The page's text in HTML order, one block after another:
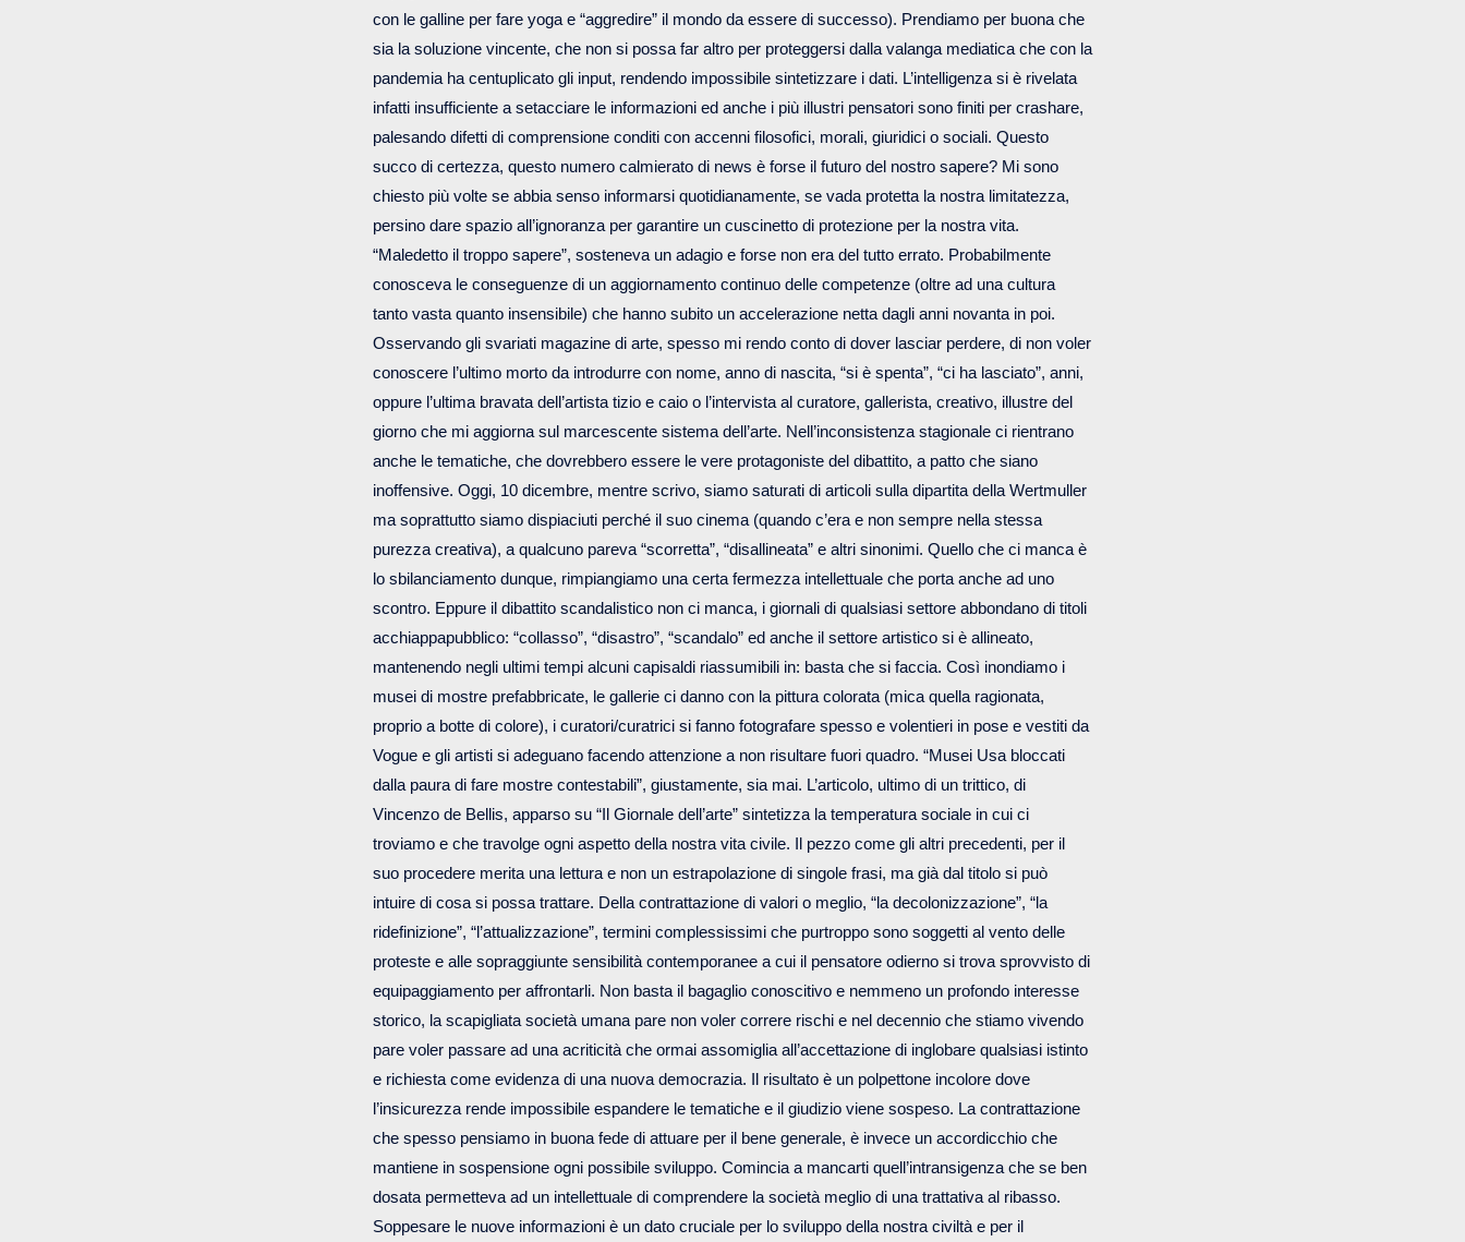
con le galline per fare yoga e “aggredire” il mondo da essere di successo). Prendiamo per buona che
sia la soluzione vincente, che non si possa far altro per proteggersi dalla valanga mediatica che con la
pandemia ha centuplicato gli input, rendendo impossibile sintetizzare i dati. L’intelligenza si è rivelata
infatti insufficiente a setacciare le informazioni ed anche i più illustri pensatori sono finiti per crashare,
palesando difetti di comprensione conditi con accenni filosofici, morali, giuridici o sociali. Questo
succo di certezza, questo numero calmierato di news è forse il futuro del nostro sapere? Mi sono
chiesto più volte se abbia senso informarsi quotidianamente, se vada protetta la nostra limitatezza,
persino dare spazio all’ignoranza per garantire un cuscinetto di protezione per la nostra vita.
“Maledetto il troppo sapere”, sosteneva un adagio e forse non era del tutto errato. Probabilmente
conosceva le conseguenze di un aggiornamento continuo delle competenze (oltre ad una cultura
tanto vasta quanto insensibile) che hanno subito un accelerazione netta dagli anni novanta in poi.
Osservando gli svariati magazine di arte, spesso mi rendo conto di dover lasciar perdere, di non voler
conoscere l’ultimo morto da introdurre con nome, anno di nascita, “si è spenta”, “ci ha lasciato”, anni,
oppure l’ultima bravata dell’artista tizio e caio o l’intervista al curatore, gallerista, creativo, illustre del
giorno che mi aggiorna sul marcescente sistema dell’arte. Nell’inconsistenza stagionale ci rientrano
anche le tematiche, che dovrebbero essere le vere protagoniste del dibattito, a patto che siano
inoffensive. Oggi, 10 dicembre, mentre scrivo, siamo saturati di articoli sulla dipartita della Wertmuller
ma soprattutto siamo dispiaciuti perché il suo cinema (quando c’era e non sempre nella stessa
purezza creativa), a qualcuno pareva “scorretta”, “disallineata” e altri sinonimi. Quello che ci manca è
lo sbilanciamento dunque, rimpiangiamo una certa fermezza intellettuale che porta anche ad uno
scontro. Eppure il dibattito scandalistico non ci manca, i giornali di qualsiasi settore abbondano di titoli
acchiappapubblico: “collasso”, “disastro”, “scandalo” ed anche il settore artistico si è allineato,
mantenendo negli ultimi tempi alcuni capisaldi riassumibili in: basta che si faccia. Così inondiamo i
musei di mostre prefabbricate, le gallerie ci danno con la pittura colorata (mica quella ragionata,
proprio a botte di colore), i curatori/curatrici si fanno fotografare spesso e volentieri in pose e vestiti da
Vogue e gli artisti si adeguano facendo attenzione a non risultare fuori quadro. “Musei Usa bloccati
dalla paura di fare mostre contestabili”, giustamente, sia mai. L’articolo, ultimo di un trittico, di
Vincenzo de Bellis, apparso su “Il Giornale dell’arte” sintetizza la temperatura sociale in cui ci
troviamo e che travolge ogni aspetto della nostra vita civile. Il pezzo come gli altri precedenti, per il
suo procedere merita una lettura e non un estrapolazione di singole frasi, ma già dal titolo si può
intuire di cosa si possa trattare. Della contrattazione di valori o meglio, “la decolonizzazione”, “la
ridefinizione”, “l’attualizzazione”, termini complessissimi che purtroppo sono soggetti al vento delle
proteste e alle sopraggiunte sensibilità contemporanee a cui il pensatore odierno si trova sprovvisto di
equipaggiamento per affrontarli. Non basta il bagaglio conoscitivo e nemmeno un profondo interesse
storico, la scapigliata società umana pare non voler correre rischi e nel decennio che stiamo vivendo
pare voler passare ad una acriticità che ormai assomiglia all’accettazione di inglobare qualsiasi istinto
e richiesta come evidenza di una nuova democrazia. Il risultato è un polpettone incolore dove
l’insicurezza rende impossibile espandere le tematiche e il giudizio viene sospeso. La contrattazione
che spesso pensiamo in buona fede di attuare per il bene generale, è invece un accordicchio che
mantiene in sospensione ogni possibile sviluppo. Comincia a mancarti quell’intransigenza che se ben
dosata permetteva ad un intellettuale di comprendere la società meglio di una trattativa al ribasso.
Soppesare le nuove informazioni è un dato cruciale per lo sviluppo della nostra civiltà e per il